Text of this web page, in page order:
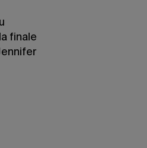
finale